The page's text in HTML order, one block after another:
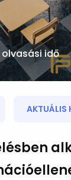
idő
AKTUÁLIS